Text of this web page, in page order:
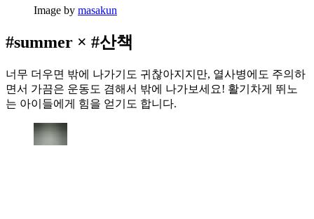
Image by masakun
#summer × #산책
너무 더우면 밖에 나가기도 귀찮아지지만, 열사병에도 주의하
면서 가끔은 운동도 겸해서 밖에 나가보세요! 활기차게 뛰노
는 아이들에게 힘을 얻기도 합니다.